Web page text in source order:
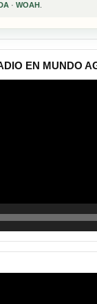
· WOAH
EN MUNDO